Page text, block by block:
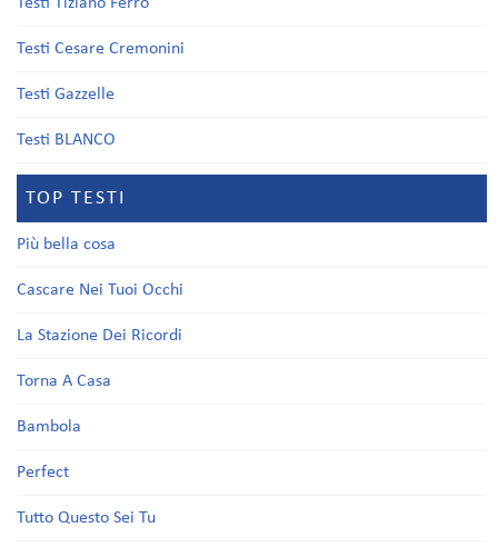
Testi Cesare Cremonini
Testi Gazzelle
Testi BLANCO
TOP TESTI
Più bella cosa
Cascare Nei Tuoi Occhi
La Stazione Dei Ricordi
Torna A Casa
Bambola
Perfect
Tutto Questo Sei Tu